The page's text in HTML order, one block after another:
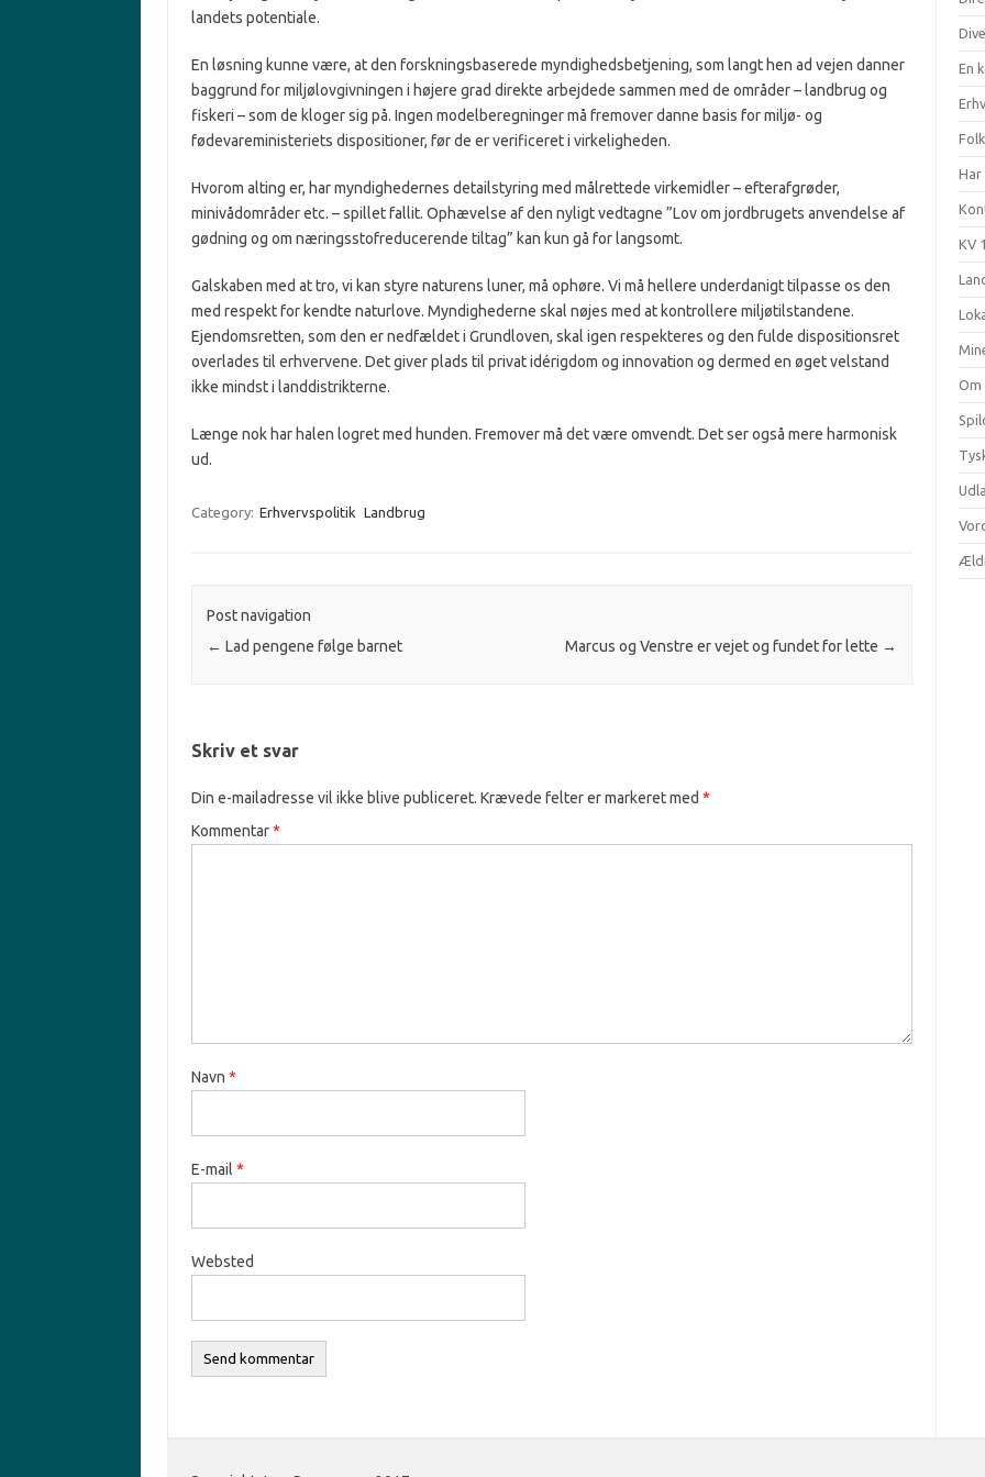
landets potentiale.
En løsning kunne være, at den forskningsbaserede myndighedsbetjening, som langt hen ad vejen danner
baggrund for miljølovgivningen i højere grad direkte arbejdede sammen med de områder – landbrug og
fiskeri – som de kloger sig på. Ingen modelberegninger må fremover danne basis for miljø- og
fødevareministeriets dispositioner, før de er verificeret i virkeligheden.
Hvorom alting er, har myndighedernes detailstyring med målrettede virkemidler – efterafgrøder,
minivådområder etc. – spillet fallit. Ophævelse af den nyligt vedtagne ”Lov om jordbrugets anvendelse af
gødning og om næringsstofreducerende tiltag” kan kun gå for langsomt.
Galskaben med at tro, vi kan styre naturens luner, må ophøre. Vi må hellere underdanigt tilpasse os den
med respekt for kendte naturlove. Myndighederne skal nøjes med at kontrollere miljøtilstandene.
Ejendomsretten, som den er nedfældet i Grundloven, skal igen respekteres og den fulde dispositionsret
overlades til erhvervene. Det giver plads til privat idérigdom og innovation og dermed en øget velstand
ikke mindst i landdistrikterne.
Længe nok har halen logret med hunden. Fremover må det være omvendt. Det ser også mere harmonisk
ud.
Category: Erhvervspolitik Landbrug
Post navigation
← Lad pengene følge barnet Marcus og Venstre er vejet og fundet for lette →
Skriv et svar
Din e-mailadresse vil ikke blive publiceret. Krævede felter er markeret med *
Kommentar*
Navn *
E-mail *
Websted
En
Har
KV
Om